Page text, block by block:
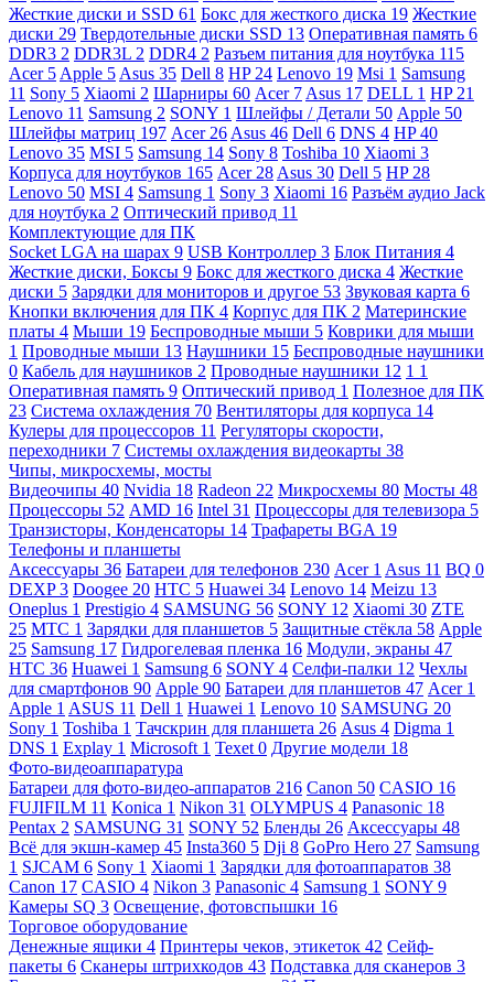
Жесткие диски и SSD 61 Бокс для жесткого диска 19 Жесткие
диски 29 Твердотельные диски SSD 13 Оперативная память 6
DDR3 2 DDR3L 2 DDR4 2 Разъем питания для ноутбука 115
Acer 5 Apple 5 Asus 35 Dell 8 HP 24 Lenovo 19 Msi 1 Samsung
11 Sony 5 Xiaomi 2 Шарниры 60 Acer 7 Asus 17 DELL 1 HP 21
Lenovo 11 Samsung 2 SONY 1 Шлейфы / Детали 50 Apple 50
Шлейфы матриц 197 Acer 26 Asus 46 Dell 6 DNS 4 HP40
Lenovo 35 MSI 5 Samsung 14 Sony 8 Toshiba 10 Xiaomi 3
Корпуса для ноутбуков 165 Acer 28 Asus 30 Dell 5 HP 28
Lenovo 50 MSI 4 Samsung 1 Sony 3 Xiaomi 16 Разъём аудио Jack
для ноутбука 2 Оптический привод 11
Комплектующие для ПК
Socket LGA на шарах 9 USB Контроллер 3 Блок Питания 4
Жесткие диски, Боксы 9 Бокс для жесткого диска 4 Жесткие
диски 5 Зарядки для мониторов и другое 53 Звуковая карта 6
Кнопки включения для ПК 4 Корпус для ПК 2 Материнские
платы 4 Мыши 19 Беспроводные мыши 5 Коврики для мыши
1 Проводные мыши 13 Наушники 15 Беспроводные наушники
0 Кабель для наушников 2 Проводные наушники 12 1 1
Оперативная память 9 Оптический привод 1 Полезное для ПК
23 Система охлаждения 70 Вентиляторы для корпуса 14
Кулеры для процессоров 11 Регуляторы скорости,
переходники 7 Системы охлаждения видеокарты 38
Чипы, микросхемы, мосты
Видеочипы 40 Nvidia 18 Radeon 22 Микросхемы 80 Мосты 48
Процессоры 52 AMD 16 Intel 31 Процессоры для телевизора 5
Транзисторы, Конденсаторы 14 Трафареты BGA 19
Телефоны и планшеты
Аксессуары 36 Батареи для телефонов 230 Acer 1 Asus 11 BQ 0
DEXP3 Doogee 20 HTC 5 Huawei 34 Lenovo 14 Meizu 13
Oneplus 1 Prestigio 4 SAMSUNG 56 SONY 12 Xiaomi 30 ZTE
25 МТС 1 Зарядки для планшетов 5 Защитные стёкла 58 Apple
25 Samsung 17 Гидрогелевая пленка 16 Модули, экраны 47
HTC 36 Huawei 1 Samsung 6 SONY 4 Селфи-палки 12 Чехлы
для смартфонов 90 Apple 90 Батареи для планшетов 47 Acer 1
Apple 1 ASUS 11 Dell 1 Huawei 1 Lenovo 10 SAMSUNG 20
Sony 1 Toshiba 1 Тачскрин для планшета 26 Asus 4 Digma 1
DNS 1 Explay 1 Microsoft 1 Texet 0 Другие модели 18
Фото-видеоаппаратура
Батареи для фото-видео-аппаратов 216 Canon 50 CASIO 16
FUJIFILM 11 Konica 1 Nikon 31 OLYMPUS 4 Panasonic 18
Pentax 2 SAMSUNG 31 SONY 52 Бленды 26 Аксессуары 48
Всё для экшн-камер 45 Insta360 5 Dji 8 GoPro Hero 27 Samsung
1 SJCAM 6 Sony 1 Xiaomi 1 Зарядки для фотоаппаратов 38
Canon 17 CASIO 4 Nikon 3 Panasonic 4 Samsung 1 SONY 9
Камеры SQ 3 Освещение, фотовспышки 16
Торговое оборудование
Денежные ящики 4 Принтеры чеков, этикеток 42 Сейф-
пакеты 6 Сканеры штрихкодов 43 Подставка для сканеров 3